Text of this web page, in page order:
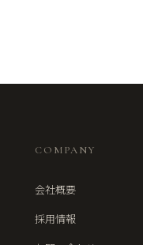
COMPANY
会社概要
採用情報